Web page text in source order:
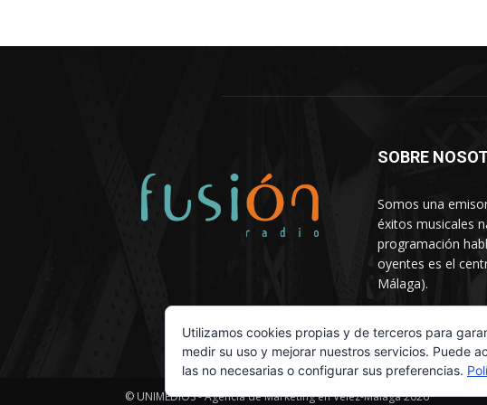
SOBRE
Somos una
éxitos musicales
programación
oyentes es el
Málaga).
© UNIMEDIOS - Agencia de Marketing en Vélez-Málaga 2026
Utilizamos cookies propias y de terceros para
medir su uso y mejorar nuestros servicios. Puede
las no necesarias o configurar sus preferencias.